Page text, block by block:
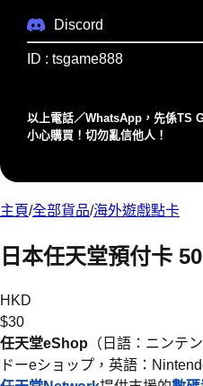
Discord
ID : tsgame888
以上電話／WhatsApp，先係TS
⼩⼼購買！切勿亂信他⼈！
主頁/全部貨品/海外遊戲點卡
日本任天堂預付卡
HKD
$30
任天堂eShop （日語：ニンテ
ドーeショップ，英語：